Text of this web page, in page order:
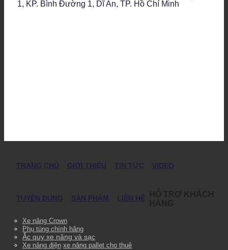
1, KP. Bình Đường 1, Dĩ An, TP. Hồ Chí Minh
TRANG CHỦ GIỚI THIỆU TIN TỨC VIDEO
TUYỂN DỤNG SẢN PHẨM LIÊN HỆ
Xe nâng Crown
Phụ tùng chính hãng
Ắc quy xe nâng và sạc
Xe nâng điện xe nâng pallet cho thuê